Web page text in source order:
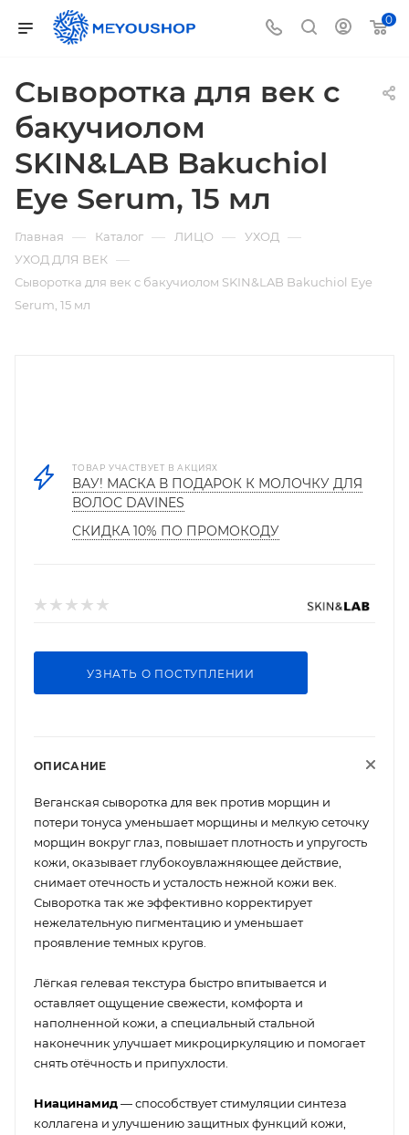
0
Сыворотка для век с
бакучиолом
SKIN&LAB Bakuchiol
Eye Serum, 15 мл
Главная — Каталог — ЛИЦО — УХОД —
УХОД ДЛЯ ВЕК —
Сыворотка для век с бакучиолом SKIN&LAB Bakuchiol Eye
Serum, 15 мл
ТОВАР УЧАСТВУЕТ В АКЦИЯХ
ВАУ! МАСКА В ПОДАРОК К МОЛОЧКУ ДЛЯ
ВОЛОС DAVINES
СКИДКА 10% ПО ПРОМОКОДУ
УЗНАТЬ О ПОСТУПЛЕНИИ
ОПИСАНИЕ
Веганская сыворотка для век против морщин и
потери тонуса уменьшает морщины и мелкую сеточку
морщин вокруг глаз, повышает плотность и упругость
кожи, оказывает глубокоувлажняющее действие,
снимает отечность и усталость нежной кожи век.
Сыворотка так же эффективно корректирует
нежелательную пигментацию и уменьшает
проявление темных кругов.
Лёгкая гелевая текстура быстро впитывается и
оставляет ощущение свежести, комфорта и
наполненной кожи, а специальный стальной
наконечник улучшает микроциркуляцию и помогает
снять отёчность и припухлости.
Ниацинамид— способствует стимуляции синтеза
коллагена и улучшению защитных функций кожи,